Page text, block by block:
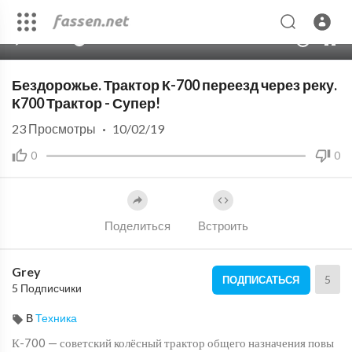
Бездорожье. Трактор К-700 переезд через реку.
К700 Трактор - Супер!
0 0
23 Просмотры · 10/02/19
Поделиться Встроить
Grey
5 Подписчики
ПОДПИСАТЬСЯ 5
ВТехника
К-700 — советский колёсный трактор общего назначения повы